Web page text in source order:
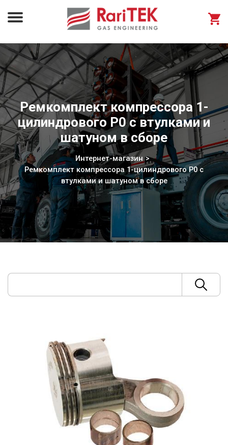
Ремкомплект компрессора 1-
цилиндрового Р0 с втулками и
шатуном в сборе
Интернет-магазин
Ремкомплект компрессора 1-цилиндрового Р0 с
втулками и шатуном в сборе